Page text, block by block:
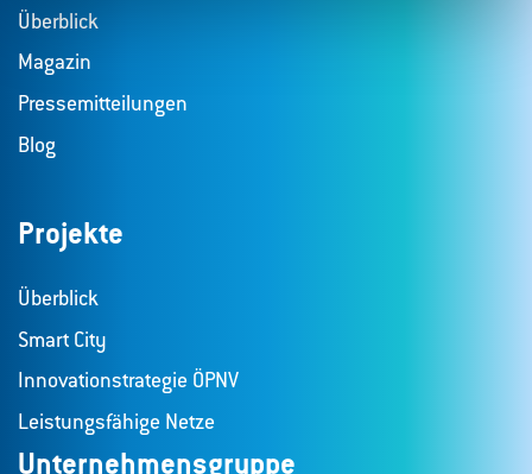
Überblick
Magazin
Pressemitteilungen
Blog
Projekte
Überblick
Smart City
Innovationstrategie ÖPNV
Leistungsfähige Netze
Unternehmensgruppe